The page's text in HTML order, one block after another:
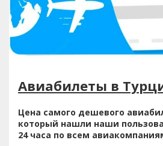
Авиабилеты в
Цена самого дешевого
который нашли наши
24 часа по всем